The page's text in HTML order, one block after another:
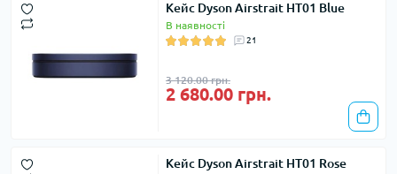
Кейс Dyson Airstrait HT01 Blue
В наявності
21
3 120.00 грн.
2 680.00 грн.
Кейс Dyson Airstrait HT01 Rose